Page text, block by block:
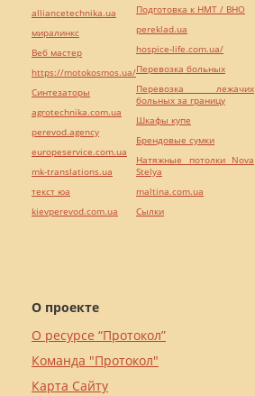
О проекте
О ресурсе “Протокол”
Команда "Протокол"
Карта Сайту
alliancetechnika.ua
миралинкс
Веб мастер
https://motokosmos.ua/
Синтезаторы
agrotechnika.com.ua
perevod.agency
europeservice.com.ua
mk-translations.ua
текст юа
kievperevod.com.ua
Подготовка к НМТ / ВНО
pereklad.ua
hospice-life.com.ua/
Перевозка больных
Перевозка лежачих
больных за границу
Шкафы купе
Брендовые сумки
Натяжные потолки Nova
Stelya
maltina.com.ua
Cылки